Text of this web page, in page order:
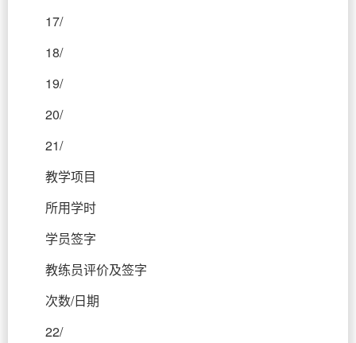
17/
18/
19/
20/
21/
教学项目
所用学时
学员签字
教练员评价及签字
次数/日期
22/